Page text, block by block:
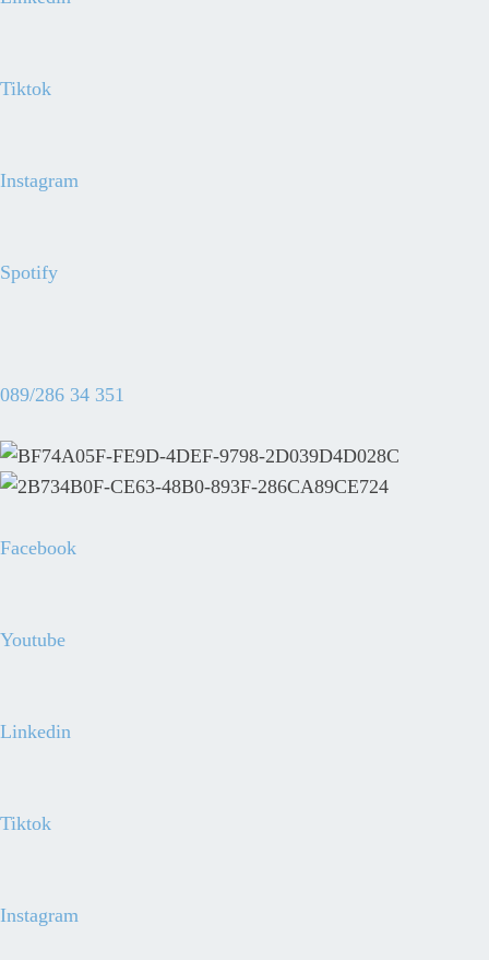
Tiktok
Instagram
Spotify
089/286 34 351
Facebook
Youtube
Linkedin
Tiktok
Instagram